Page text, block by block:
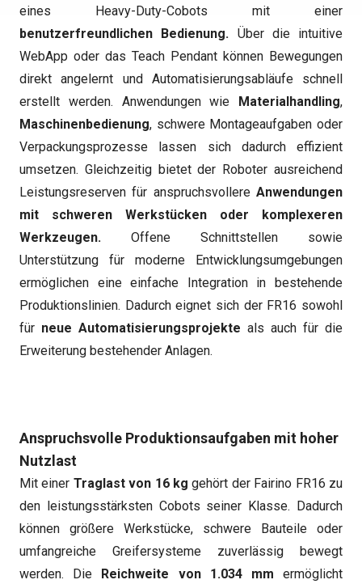
eines Heavy-Duty-Cobots mit einer
benutzerfreundlichen Bedienung. Über die intuitive
WebApp oder das Teach Pendant können Bewegungen
direkt angelernt und Automatisierungsabläufe schnell
erstellt werden. Anwendungen wie Materialhandling,
Maschinenbedienung, schwere Montageaufgaben oder
Verpackungsprozesse lassen sich dadurch effizient
umsetzen. Gleichzeitig bietet der Roboter ausreichend
Leistungsreserven für anspruchsvollere Anwendungen
mit schweren Werkstücken oder komplexeren
Werkzeugen. Offene Schnittstellen sowie
Unterstützung für moderne Entwicklungsumgebungen
ermöglichen eine einfache Integration in bestehende
Produktionslinien. Dadurch eignet sich der FR16 sowohl
für neue Automatisierungsprojekte als auch für die
Erweiterung bestehender Anlagen.
Anspruchsvolle Produktionsaufgaben mit hoher
Nutzlast
Mit einer Traglast von 16 kg gehört der Fairino FR16 zu
den leistungsstärksten Cobots seiner Klasse. Dadurch
können größere Werkstücke, schwere Bauteile oder
umfangreiche Greifersysteme zuverlässig bewegt
werden. Die Reichweite von 1.034 mm ermöglicht